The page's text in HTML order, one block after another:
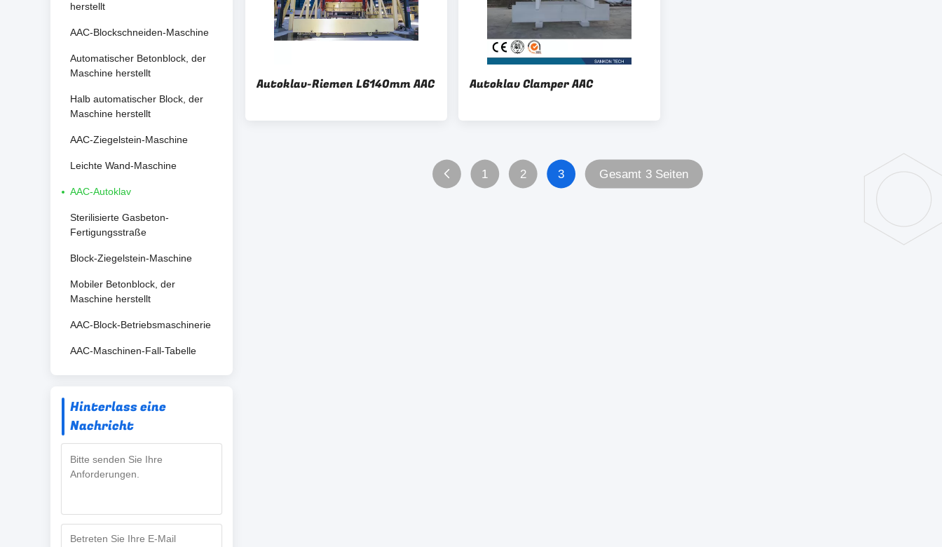
herstellt
AAC-Blockschneiden-Maschine
Automatischer Betonblock, der
Maschine herstellt
Halb automatischer Block, der
Maschine herstellt
AAC-Ziegelstein-Maschine
Leichte Wand-Maschine
AAC-Autoklav
Sterilisierte Gasbeton-
Fertigungsstraße
Block-Ziegelstein-Maschine
Mobiler Betonblock, der
Maschine herstellt
AAC-Block-Betriebsmaschinerie
AAC-Maschinen-Fall-Tabelle
Hinterlass eine
Nachricht
Autoklav-Riemen L6140mm AAC Autoklav Clamper AAC
1 2 3 Gesamt 3 Seiten